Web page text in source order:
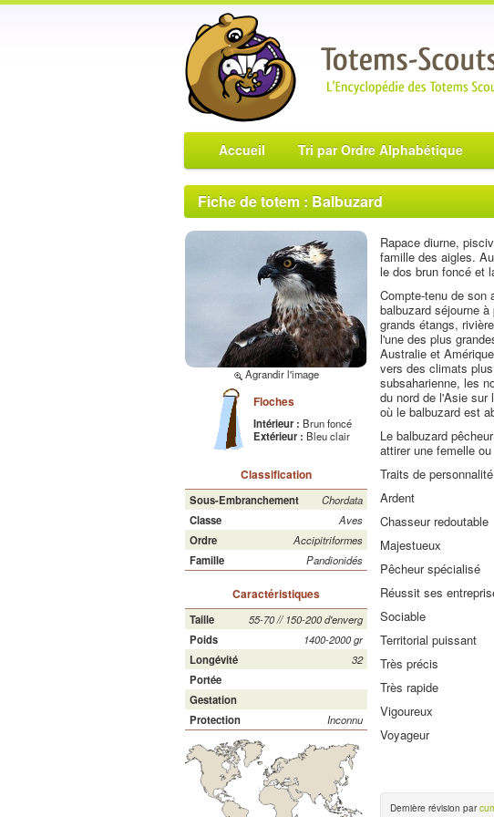
Accueil Tri par Ordre Alphabétique
Fiche de totem : Balbuzard
Agrandir l'image
Floches
Intérieur : Brun foncé
Extérieur : Bleu clair
Classification
Sous-Embranchement
Chordata
Classe
Aves
Ordre
Accipitriformes
Famille
Pandionidés
Caractéristiques
Taille
55-70 // 150-200 d'enverg
Poids
1400-2000 gr
Longévité
32
Portée
Gestation
Protection
Inconnu
Rapace diurne,
famille des aigles.
le dos brun foncé et
Compte-tenu de son
balbuzard séjourne
grands étangs,
l'une des plus
Australie et
vers des climats
subsaharienne, les
du nord de l'Asie
où le balbuzard est
Le balbuzard
attirer une femelle
Traits de personnalité
Ardent
Chasseur redoutable
Majestueux
Pêcheur spécialisé
Réussit ses
Sociable
Territorial puissant
Très précis
Très rapide
Vigoureux
Voyageur
Dernière révision par